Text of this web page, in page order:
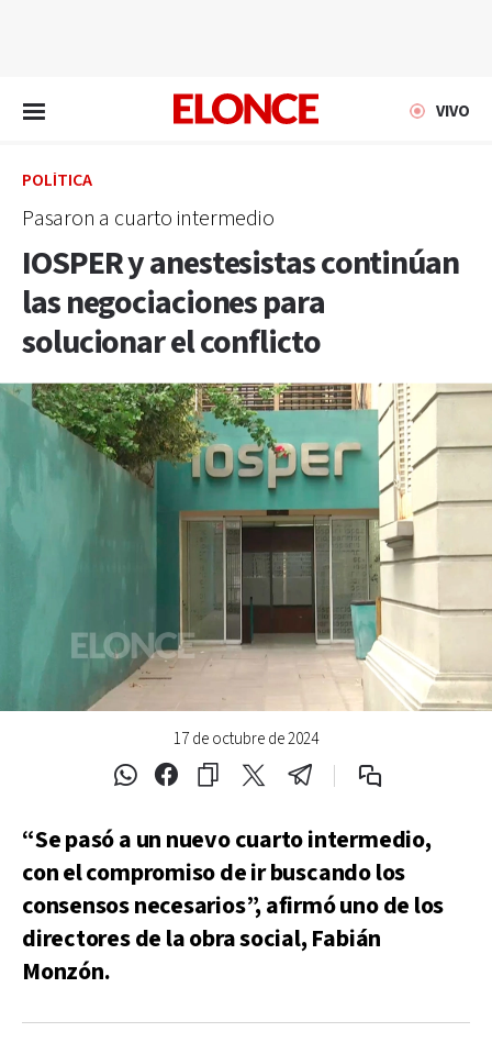
VIVO
POLÍTICA
Pasaron a cuarto intermedio
IOSPER y anestesistas continúan
las negociaciones para
solucionar el conflicto
17 de octubre de 2024
“Se pasó a un nuevo cuarto intermedio,
con el compromiso de ir buscando los
consensos necesarios”, afirmó uno de los
directores de la obra social, Fabián
Monzón.